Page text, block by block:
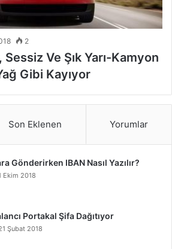
2
Sessiz Ve Şık Yarı-Kamyon
Gibi Kayıyor
Son Eklenen Yorumlar
Gönderirken IBAN Nasıl Yazılır?
Ekim 2018
Portakal Şifa Dağıtıyor
Şubat 2018